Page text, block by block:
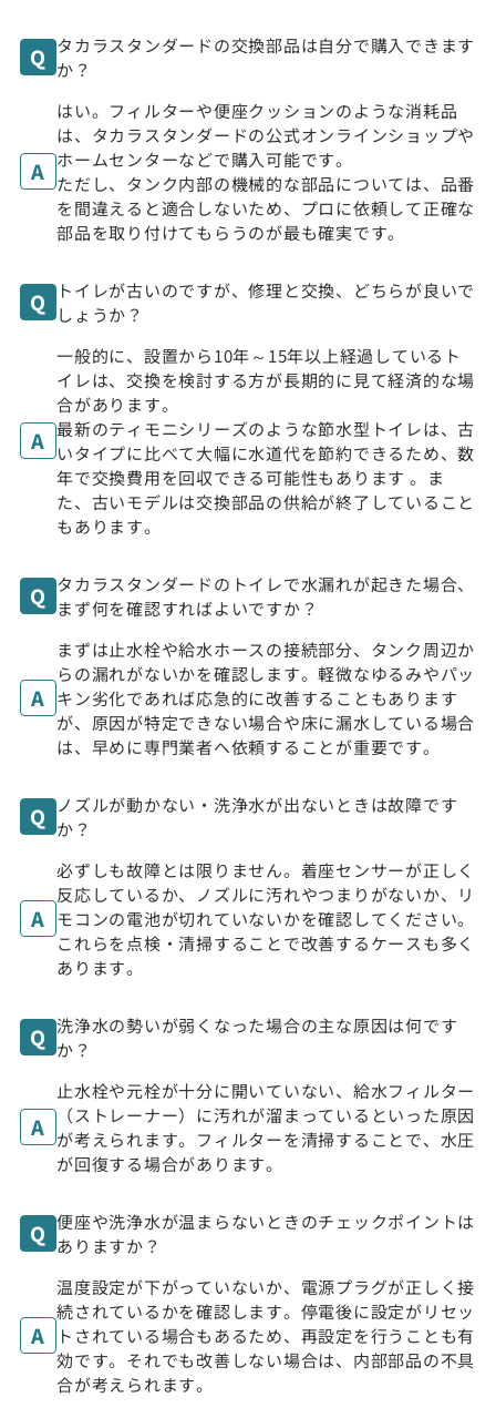
タカラスタンダードの交換部品は自分で購入できます
か？
はい。フィルターや便座クッションのような消耗品
は、タカラスタンダードの公式オンラインショップや
ホームセンターなどで購入可能です。
ただし、タンク内部の機械的な部品については、品番
を間違えると適合しないため、プロに依頼して正確な
部品を取り付けてもらうのが最も確実です。
トイレが古いのですが、修理と交換、どちらが良いで
しょうか？
一般的に、設置から10年～15年以上経過しているト
イレは、交換を検討する方が長期的に見て経済的な場
合があります。
最新のティモニシリーズのような節水型トイレは、古
いタイプに比べて大幅に水道代を節約できるため、数
年で交換費用を回収できる可能性もあります 。ま
た、古いモデルは交換部品の供給が終了していること
もあります。
タカラスタンダードのトイレで水漏れが起きた場合、
まず何を確認すればよいですか？
まずは止水栓や給水ホースの接続部分、タンク周辺か
らの漏れがないかを確認します。軽微なゆるみやパッ
キン劣化であれば応急的に改善することもあります
が、原因が特定できない場合や床に漏水している場合
は、早めに専門業者へ依頼することが重要です。
ノズルが動かない・洗浄水が出ないときは故障です
か？
必ずしも故障とは限りません。着座センサーが正しく
反応しているか、ノズルに汚れやつまりがないか、リ
モコンの電池が切れていないかを確認してください。
これらを点検・清掃することで改善するケースも多く
あります。
洗浄水の勢いが弱くなった場合の主な原因は何です
か？
止水栓や元栓が十分に開いていない、給水フィルター
（ストレーナー）に汚れが溜まっているといった原因
が考えられます。フィルターを清掃することで、水圧
が回復する場合があります。
便座や洗浄水が温まらないときのチェックポイントは
ありますか？
温度設定が下がっていないか、電源プラグが正しく接
続されているかを確認します。停電後に設定がリセッ
トされている場合もあるため、再設定を行うことも有
効です。それでも改善しない場合は、内部部品の不具
合が考えられます。